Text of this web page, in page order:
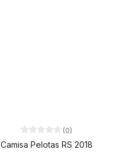
(0)
Camisa Pelotas RS 2018